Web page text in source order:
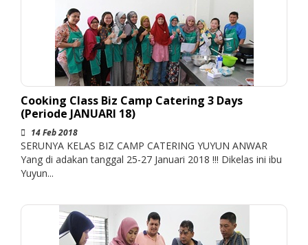
Cooking Class Biz Camp Catering 3 Days
(Periode JANUARI 18)
14 Feb 2018
SERUNYA KELAS BIZ CAMP CATERING YUYUN ANWAR
Yang di adakan tanggal 25-27 Januari 2018 !!! Dikelas ini ibu
Yuyun...